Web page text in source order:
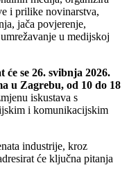
i prilike novinarstva,
jača povjerenje,
u medijskoj
će se 26. svibnja 2026.
u Zagrebu, od 10 do 18
iskustava s
i komunikacijskim
industrije, kroz
će ključna pitanja